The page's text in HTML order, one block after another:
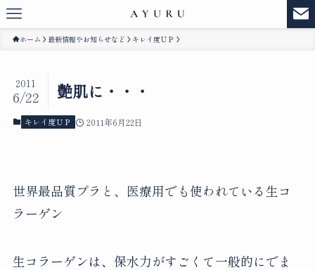
ホーム 最新情報やお知らせなど キレイ度ＵＰ
艶肌に・・・
2011
6/22
キレイ度ＵＰ 2011年6月22日
世界最品質プラと、医療用でも使われている生コ
ラーゲン
生コラーゲンは、保水力がすごくて一般的にでま